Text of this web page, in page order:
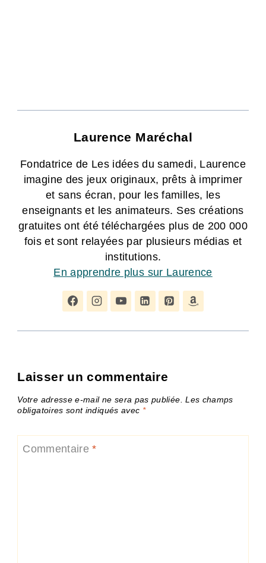
Laurence Maréchal
Fondatrice de Les idées du samedi, Laurence
imagine des jeux originaux, prêts à imprimer
et sans écran, pour les familles, les
enseignants et les animateurs. Ses créations
gratuites ont été téléchargées plus de 200 000
fois et sont relayées par plusieurs médias et
institutions.
En apprendre plus sur Laurence
Laisser un commentaire
Votre adresse e-mail ne sera pas publiée. Les champs
obligatoires sont indiqués avec *
Commentaire*